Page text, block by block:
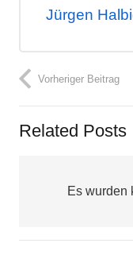
Jürgen
Vorheriger Beitrag
Related Posts
Es wurden